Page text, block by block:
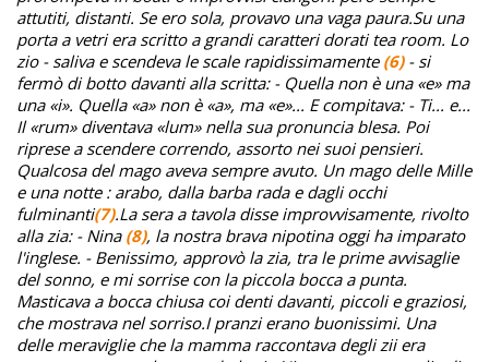
attutiti, distanti. Se ero sola, provavo una vaga paura.Su una
porta a vetri era scritto a grandi caratteri dorati tea room. Lo
zio - saliva e scendeva le scale rapidissimamente (6)- si
fermò di botto davanti alla scritta: - Quella non è una «e» ma
una «i». Quella «a» non è «a», ma «e»... E compitava: - Ti... e...
Il «rum» diventava «lum» nella sua pronuncia blesa. Poi
riprese a scendere correndo, assorto nei suoi pensieri.
Qualcosa del mago aveva sempre avuto. Un mago delle Mille
e una notte : arabo, dalla barba rada e dagli occhi
fulminanti(7).La sera a tavola disse improvvisamente, rivolto
alla zia: - Nina (8), la nostra brava nipotina oggi ha imparato
l'inglese. - Benissimo, approvò la zia, tra le prime avvisaglie
del sonno, e mi sorrise con la piccola bocca a punta.
Masticava a bocca chiusa coi denti davanti, piccoli e graziosi,
che mostrava nel sorriso.I pranzi erano buonissimi. Una
delle meraviglie che la mamma raccontava degli zii era